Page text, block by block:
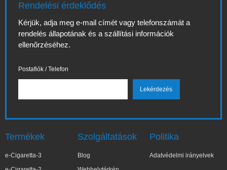
Rendelési érdeklődés
Kérjük, adja meg e-mail címét vagy telefonszámát a
rendelés állapotának és a szállítási információk
ellenőrzéséhez.
Postafiók / Telefon
Termékek
e-Cigaretta-3
Szolgáltatások
Blog
Politika
Adatvédelmi irányelvek